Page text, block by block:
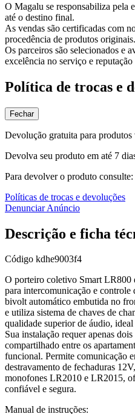
O Magalu se responsabiliza pela
até o destino final.
As vendas são certificadas com
procedência de produtos originais.
Os parceiros são selecionados e
excelência no serviço e
Política de trocas e
Fechar
Devolução gratuita para
Devolva seu produto em até 7
Para devolver o produto consulte:
Políticas de trocas e devoluções
Denunciar Anúncio
Descrição e ficha
Código kdhe9003f4
O porteiro coletivo Smart LR800
para intercomunicação e controle
bivolt automático embutida no
e utiliza sistema de chaves de
qualidade superior de áudio,
Sua instalação requer apenas
compartilhado entre os
funcional. Permite comunicação
destravamento de fechaduras
monofones LR2010 e LR2015,
confiável e segura.
Manual de instruções: